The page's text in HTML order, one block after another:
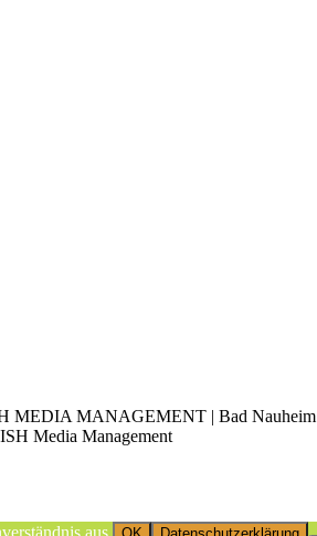
MEDIA MANAGEMENT | Bad Nauheim
Media Management
aus.